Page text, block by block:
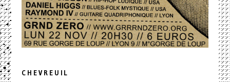
C H E V R E U I L